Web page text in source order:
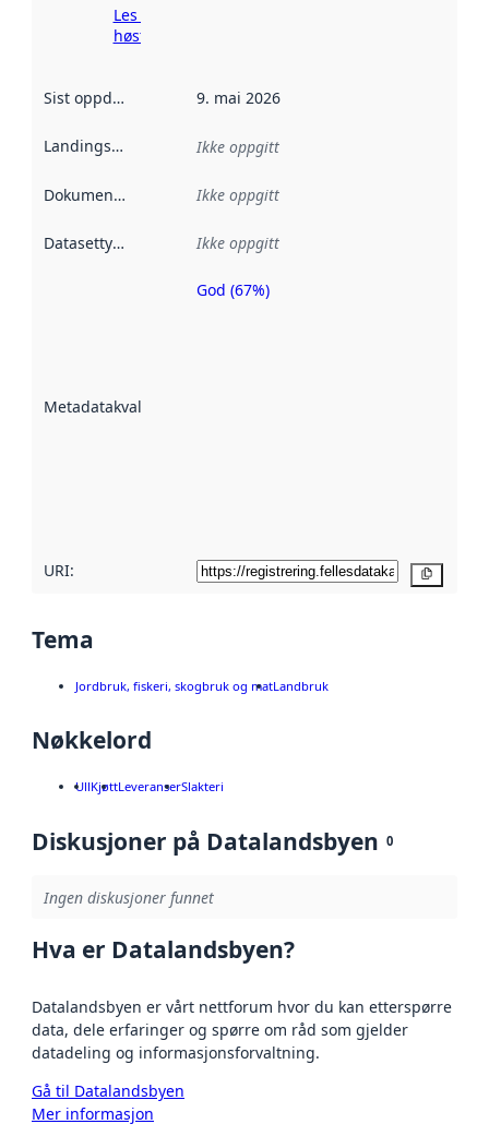
Les mer om
høsting her
Sist oppdatert 9. mai 2026
Landingsside Ikke oppgitt
Dokumentasjon Ikke oppgitt
Datasettype Ikke oppgitt
Metadatakvalitet
Metadatakvalitet
God (67%)
URI:
Tema
Jordbruk, fiskeri, skogbruk og matLandbruk
Nøkkelord
UllKjøttLeveranserSlakteri
Diskusjoner på Datalandsbyen 0
Ingen diskusjoner funnet
Hva er Datalandsbyen?
Datalandsbyen er vårt nettforum hvor du kan etterspørre
data, dele erfaringer og spørre om råd som gjelder
datadeling og informasjonsforvaltning.
Gå til Datalandsbyen
Mer informasjon